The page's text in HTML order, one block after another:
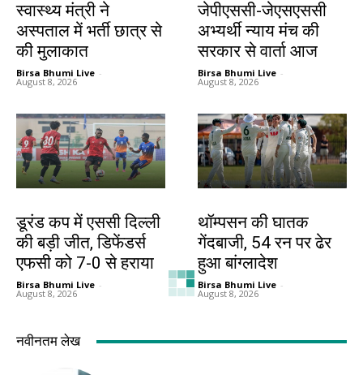
स्वास्थ्य मंत्री ने
अस्पताल में भर्ती छात्र से
की मुलाकात
Birsa Bhumi Live -
August 8, 2026
जेपीएससी-जेएसएससी
अभ्यर्थी न्याय मंच की
सरकार से वार्ता आज
Birsa Bhumi Live -
August 8, 2026
डूरंड कप में एससी दिल्ली
की बड़ी जीत, डिफेंडर्स
एफसी को 7-0 से हराया
Birsa Bhumi Live -
August 8, 2026
थॉम्पसन की घातक
गेंदबाजी, 54 रन पर ढेर
हुआ बांग्लादेश
Birsa Bhumi Live -
August 8, 2026